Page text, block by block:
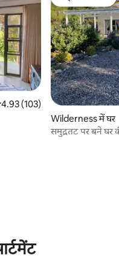
रेटिंग 5 में से 4.93, 103
4.93 (103)
गेस्ट्स की फ़ेवरेट
Wilderness में घर
समुद्रतट पर बने